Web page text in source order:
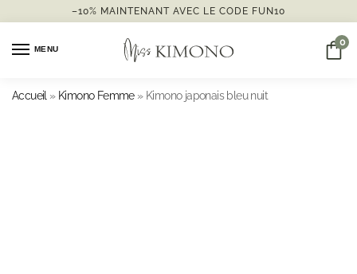
–10% MAINTENANT AVEC LE CODE FUN10
MENU
0
Accueil » Kimono Femme» Kimono japonais bleu nuit